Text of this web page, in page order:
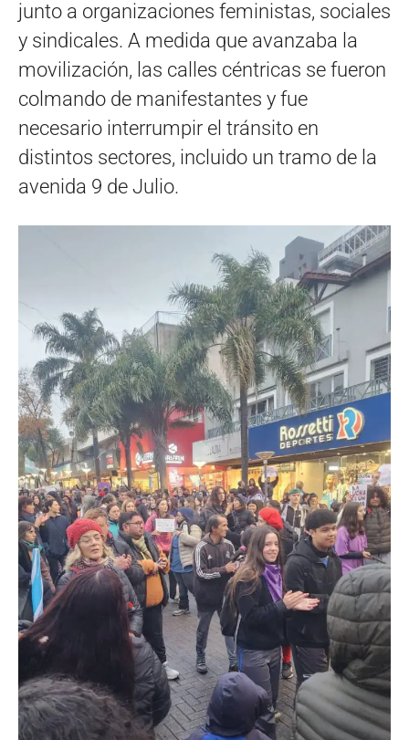
junto a organizaciones feministas, sociales
y sindicales. A medida que avanzaba la
movilización, las calles céntricas se fueron
colmando de manifestantes y fue
necesario interrumpir el tránsito en
distintos sectores, incluido un tramo de la
avenida 9 de Julio.